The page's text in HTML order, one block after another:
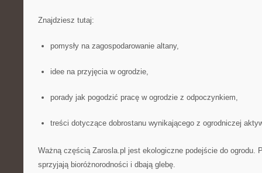
Znajdziesz tutaj:
pomysły na zagospodarowanie altany,
idee na przyjęcia w ogrodzie,
porady jak pogodzić pracę w ogrodzie z odpoczynkiem,
treści dotyczące dobrostanu wynikającego z ogrodniczej
Ważną częścią Zarosla.pl jest ekologiczne podejście do ogrodu.
sprzyjają bioróżnorodności i dbają glebę.